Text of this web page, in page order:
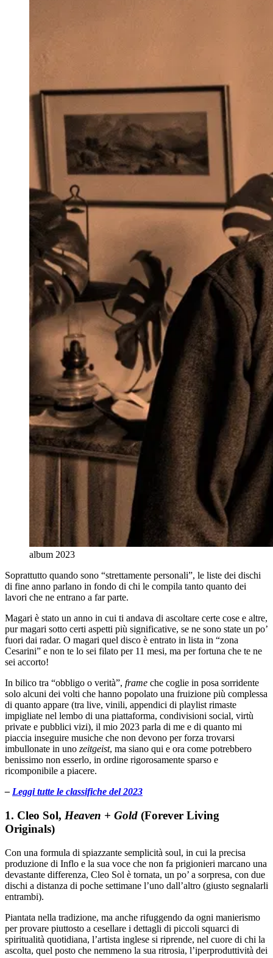
album 2023
Soprattutto quando sono “strettamente personali”, le liste dei dischi
di fine anno parlano in fondo di chi le compila tanto quanto dei
lavori che ne entrano a far parte.
Magari è stato un anno in cui ti andava di ascoltare certe cose e altre,
pur magari sotto certi aspetti più significative, se ne sono state un po’
fuori dai radar. O magari quel disco è entrato in lista in “zona
Cesarini” e non te lo sei filato per 11 mesi, ma per fortuna che te ne
sei accorto!
In bilico tra “obbligo o verità”, frame che coglie in posa sorridente
solo alcuni dei volti che hanno popolato una fruizione più complessa
di quanto appare (tra live, vinili, appendici di playlist rimaste
impigliate nel lembo di una piattaforma, condivisioni social, virtù
private e pubblici vizi), il mio 2023 parla di me e di quanto mi
piaccia inseguire musiche che non devono per forza trovarsi
imbullonate in uno zeitgeist, ma siano qui e ora come potrebbero
benissimo non esserlo, in ordine rigorosamente sparso e
ricomponibile a piacere.
– Leggi tutte le classifiche del 2023
1. Cleo Sol, Heaven + Gold (Forever Living
Originals)
Con una formula di spiazzante semplicità soul, in cui la precisa
produzione di Inflo e la sua voce che non fa prigionieri marcano una
devastante differenza, Cleo Sol è tornata, un po’ a sorpresa, con due
dischi a distanza di poche settimane l’uno dall’altro (giusto segnalarli
entrambi).
Piantata nella tradizione, ma anche rifuggendo da ogni manierismo
per provare piuttosto a cesellare i dettagli di piccoli squarci di
spiritualità quotidiana, l’artista inglese si riprende, nel cuore di chi la
ascolta, quel posto che nemmeno la sua ritrosia, l’iperproduttività dei